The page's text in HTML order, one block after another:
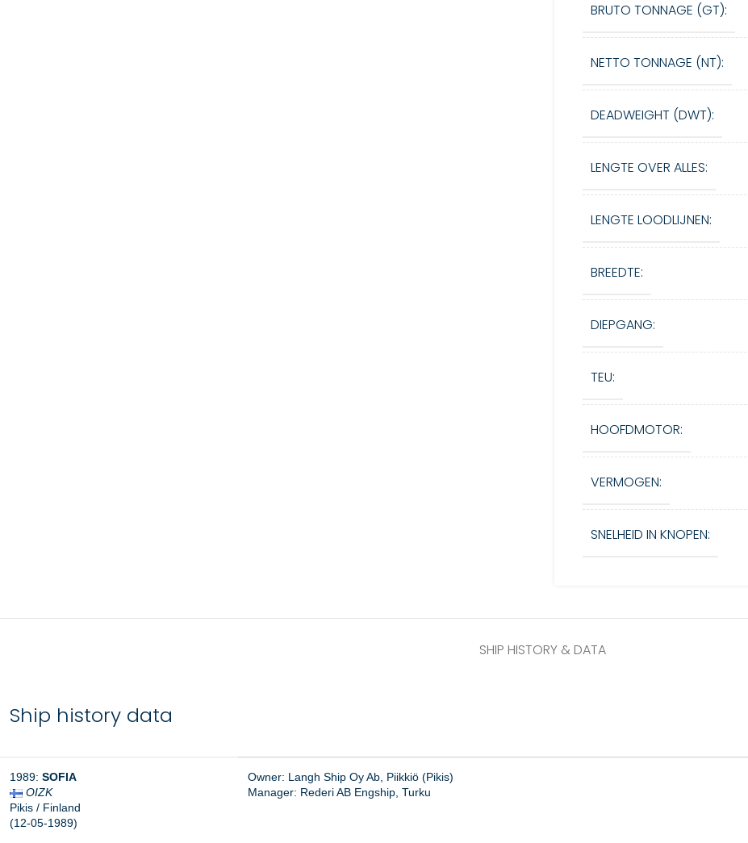
BRUTO TONNAGE (GT):
NETTO TONNAGE (NT):
DEADWEIGHT (DWT):
LENGTE OVER ALLES:
LENGTE LOODLIJNEN:
BREEDTE:
DIEPGANG:
TEU:
HOOFDMOTOR:
VERMOGEN:
SNELHEID IN KNOPEN:
SHIP HISTORY & DATA
Ship history data
1989: SOFIA
OIZK
Pikis / Finland
(12-05-1989)
Owner: Langh Ship Oy Ab, Piikkiö (Pikis)
Manager: Rederi AB Engship, Turku